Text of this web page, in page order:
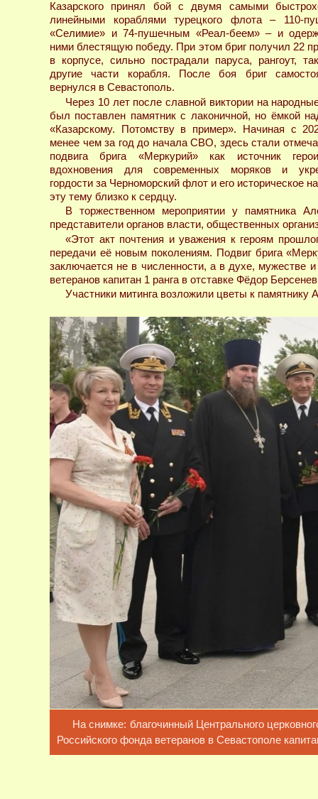
Казарского принял бой с двумя самыми
линейными кораблями турецкого флота – 110-
«Селимие» и 74-пушечным «Реал-беем» – и
ними блестящую победу. При этом бриг получил 22
в корпусе, сильно пострадали паруса, рангоут,
другие части корабля. После боя бриг
вернулся в Севастополь.
Через 10 лет после славной виктории на
был поставлен памятник с лаконичной, но ёмкой
«Казарскому. Потомству в пример». Начиная с
менее чем за год до начала СВО, здесь стали
подвига брига «Меркурий» как источник
вдохновения для современных моряков и
гордости за Черноморский флот и его
эту тему близко к сердцу.
В торжественном мероприятии у памятника
представители органов власти, общественных
«Этот акт почтения и уважения к героям
передачи её новым поколениям. Подвиг брига
заключается не в численности, а в духе, мужестве
ветеранов капитан 1 ранга в отставке Фёдор
Участники митинга возложили цветы к памятнику
На снимке: благочинный Центрального
Российского фонда ветеранов в Севастополе